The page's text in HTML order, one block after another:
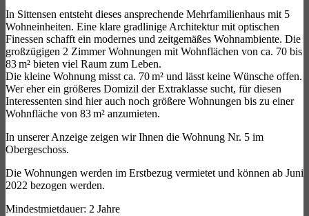
In Sittensen entsteht dieses ansprechende Mehrfamilienhaus mit 5
Wohneinheiten. Eine klare gradlinige Architektur mit optischen
Finessen schafft ein modernes und zeitgemäßes Wohnambiente. Die
großzügigen 2 Zimmer Wohnungen mit Wohnflächen von ca. 70 bis
83 m² bieten viel Raum zum Leben.
Die kleine Wohnung misst ca. 70 m² und lässt keine Wünsche offen.
Wer eher ein größeres Domizil der Extraklasse sucht, für diesen
Interessenten sind hier auch noch größere Wohnungen bis zu einer
Wohnfläche von 83 m² anzumieten.
In unserer Anzeige zeigen wir Ihnen die Wohnung Nr. 5 im
Obergeschoss.
Die Wohnungen werden im Erstbezug vermietet und können ab Juni
2022 bezogen werden.
Mindestmietdauer: 2 Jahre